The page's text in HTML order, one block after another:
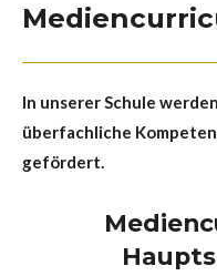
In unserer Schule
überfachliche
gefördert.